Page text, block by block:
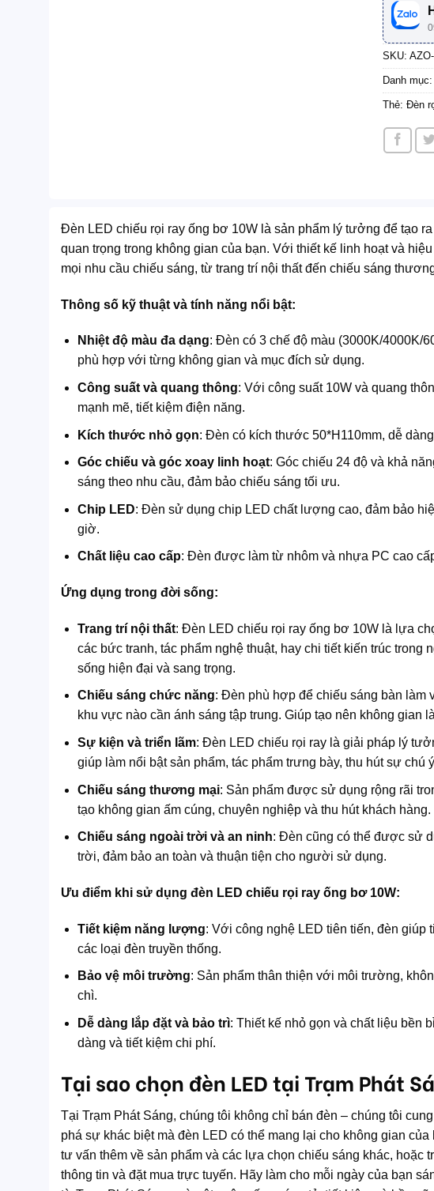
SKU:
Danh mục:
Thẻ: Đèn
Đèn LED chiếu rọi ray ống bơ 10W là sản phẩm lý tưởng để tạo
quan trọng trong không gian của bạn. Với thiết kế linh hoạt và
mọi nhu cầu chiếu sáng, từ trang trí nội thất đến chiếu sáng
Thông số kỹ thuật và tính năng nổi bật:
Nhiệt độ màu đa dạng: Đèn có 3 chế độ màu (3000K/4000K/
phù hợp với từng không gian và mục đích sử dụng.
Công suất và quang thông: Với công suất 10W và quang
mạnh mẽ, tiết kiệm điện năng.
Kích thước nhỏ gọn: Đèn có kích thước 50*H110mm, dễ
Góc chiếu và góc xoay linh hoạt: Góc chiếu 24 độ và khả
sáng theo nhu cầu, đảm bảo chiếu sáng tối ưu.
Chip LED: Đèn sử dụng chip LED chất lượng cao, đảm bảo
giờ.
Chất liệu cao cấp: Đèn được làm từ nhôm và nhựa PC cao
Ứng dụng trong đời sống:
Trang trí nội thất: Đèn LED chiếu rọi ray ống bơ 10W là lựa
các bức tranh, tác phẩm nghệ thuật, hay chi tiết kiến trúc trong
sống hiện đại và sang trọng.
Chiếu sáng chức năng: Đèn phù hợp để chiếu sáng bàn làm
khu vực nào cần ánh sáng tập trung. Giúp tạo nên không gian
Sự kiện và triển lãm: Đèn LED chiếu rọi ray là giải pháp lý
giúp làm nổi bật sản phẩm, tác phẩm trưng bày, thu hút sự chú
Chiếu sáng thương mại: Sản phẩm được sử dụng rộng rãi
tạo không gian ấm cúng, chuyên nghiệp và thu hút khách hàng.
Chiếu sáng ngoài trời và an ninh: Đèn cũng có thể được sử
trời, đảm bảo an toàn và thuận tiện cho người sử dụng.
Ưu điểm khi sử dụng đèn LED chiếu rọi ray ống bơ 10W:
Tiết kiệm năng lượng: Với công nghệ LED tiên tiến, đèn giúp
các loại đèn truyền thống.
Bảo vệ môi trường: Sản phẩm thân thiện với môi trường,
chì.
Dễ dàng lắp đặt và bảo trì: Thiết kế nhỏ gọn và chất liệu bền
dàng và tiết kiệm chi phí.
Tại sao chọn đèn LED tại Trạm Phát
Tại Trạm Phát Sáng, chúng tôi không chỉ bán đèn – chúng tôi
phá sự khác biệt mà đèn LED có thể mang lại cho không gian
tư vấn thêm về sản phẩm và các lựa chọn chiếu sáng khác, hoặc
thông tin và đặt mua trực tuyến. Hãy làm cho mỗi ngày của bạn